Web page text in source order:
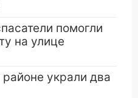
помогли
на улице
украли два